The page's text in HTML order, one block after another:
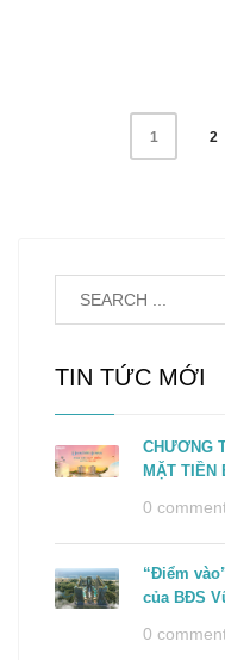
1 2
TIN TỨC MỚI
CHƯƠNG
MẶT TIỀN
0
“Điểm
của BĐS
0